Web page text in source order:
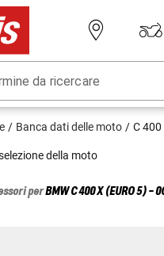
da ricercare
Banca dati delle moto C 400
della moto
perBMWC 400 X (EURO 5) -